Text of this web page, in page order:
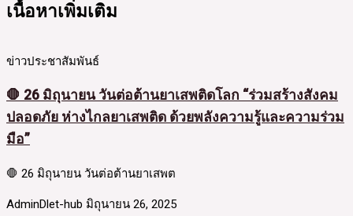
เนื้อหาเพิ่มเติม
ข่าวประชาสัมพันธ์
🛑 26 มิถุนายน วันต่อต้านยาเสพติดโลก “ร่วมสร้างสังคม
ปลอดภัย ห่างไกลยาเสพติด ด้วยพลังความรู้และความร่วม
มือ”
🛑 26 มิถุนายน วันต่อต้านยาเสพต
AdminDlet-hub มิถุนายน 26, 2025